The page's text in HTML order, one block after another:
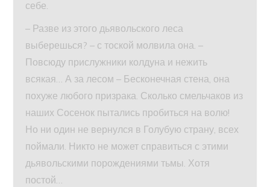
себе.
– Разве из этого дьявольского леса
выберешься? – с тоской молвила она. –
Повсюду прислужники колдуна и нежить
всякая… А за лесом – Бесконечная стена, она
похуже любого призрака. Сколько смельчаков из
наших Сосенок пытались пробиться на волю!
Но ни один не вернулся в Голубую страну, всех
поймали. Никто не может справиться с этими
дьявольскими порождениями тьмы. Хотя
постой…